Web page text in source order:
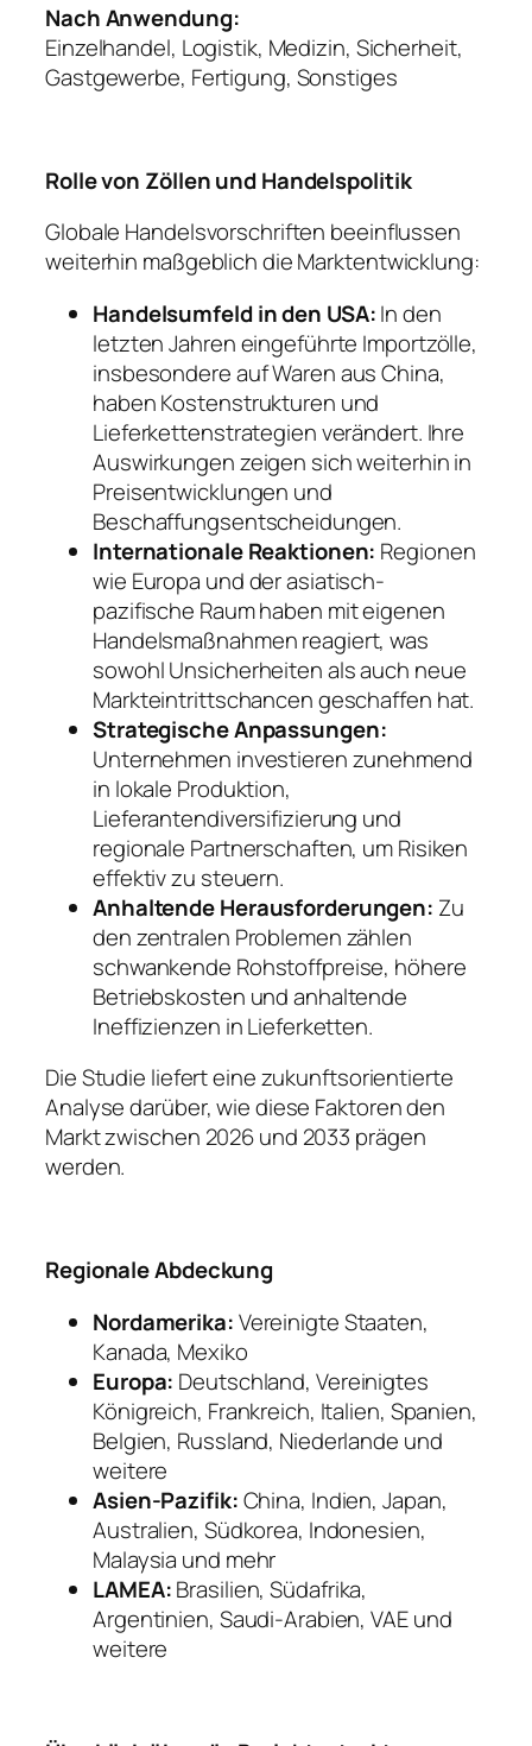
Nach Anwendung:
Einzelhandel, Logistik, Medizin, Sicherheit,
Gastgewerbe, Fertigung, Sonstiges
Rolle von Zöllen und Handelspolitik
Globale Handelsvorschriften beeinflussen
weiterhin maßgeblich die Marktentwicklung:
Handelsumfeld in den USA:In den
letzten Jahren eingeführte Importzölle,
insbesondere auf Waren aus China,
haben Kostenstrukturen und
Lieferkettenstrategien verändert. Ihre
Auswirkungen zeigen sich weiterhin in
Preisentwicklungen und
Beschaffungsentscheidungen.
Internationale Reaktionen: Regionen
wie Europa und der asiatisch-
pazifische Raum haben mit eigenen
Handelsmaßnahmen reagiert, was
sowohl Unsicherheiten als auch neue
Markteintrittschancen geschaffen hat.
Strategische Anpassungen:
Unternehmen investieren zunehmend
in lokale Produktion,
Lieferantendiversifizierung und
regionale Partnerschaften, um Risiken
effektiv zu steuern.
Anhaltende Herausforderungen: Zu
den zentralen Problemen zählen
schwankende Rohstoffpreise, höhere
Betriebskosten und anhaltende
Ineffizienzen in Lieferketten.
Die Studie liefert eine zukunftsorientierte
Analyse darüber, wie diese Faktoren den
Markt zwischen 2026 und 2033 prägen
werden.
Regionale Abdeckung
Nordamerika:Vereinigte Staaten,
Kanada, Mexiko
Europa: Deutschland, Vereinigtes
Königreich, Frankreich, Italien, Spanien,
Belgien, Russland, Niederlande und
weitere
Asien-Pazifik:China, Indien, Japan,
Australien, Südkorea, Indonesien,
Malaysia und mehr
LAMEA:Brasilien, Südafrika,
Argentinien, Saudi-Arabien, VAE und
weitere